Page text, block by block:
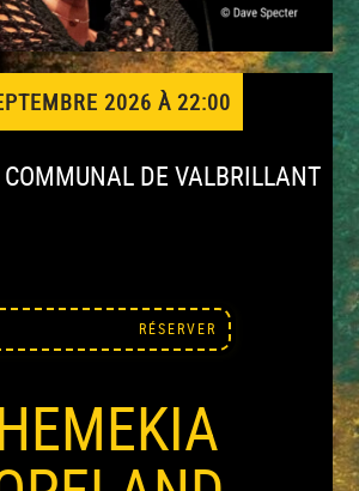
2026 À 22:00
DE VALBRILLANT
RÉSERVER